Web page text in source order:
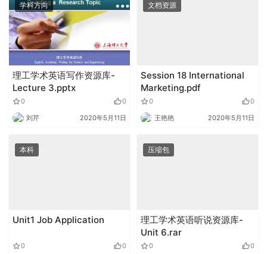
学科方向
理工学术英语写作资源库-
Lecture 3.pptx
0 0
刘芹 2020年5月11日
文档资源
Session 18 International
Marketing.pdf
0 0
王艳艳 2020年5月11日
本科
Unit1 Job Application
0 0
压缩包
理工学术英语听说资源库-
Unit 6.rar
0 0